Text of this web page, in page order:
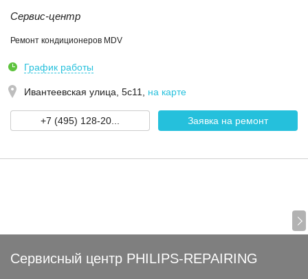
Сервис-центр
Ремонт кондиционеров MDV
График работы
Ивантеевская улица, 5с11 на карте
+7 (495) 128-20... Заявка на ремонт
Сервисный центр PHILIPS-REPAIRING